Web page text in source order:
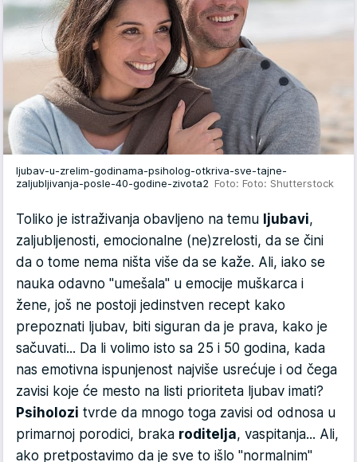
ljubav-u-zrelim-godinama-psiholog-otkriva-sve-tajne-
zaljubljivanja-posle-40-godine-zivota2 Foto: Foto: Shutterstock
Toliko je istraživanja obavljeno na temu ljubavi,
zaljubljenosti, emocionalne (ne)zrelosti, da se čini
da o tome nema ništa više da se kaže. Ali, iako se
nauka odavno "umešala" u emocije muškarca i
žene, još ne postoji jedinstven recept kako
prepoznati ljubav, biti siguran da je prava, kako je
sačuvati... Da li volimo isto sa 25 i 50 godina, kada
nas emotivna ispunjenost najviše usrećuje i od čega
zavisi koje će mesto na listi prioriteta ljubav imati?
Psiholozi tvrde da mnogo toga zavisi od odnosa u
primarnoj porodici, braka roditelja, vaspitanja... Ali,
ako pretpostavimo da je sve to išlo "normalnim"